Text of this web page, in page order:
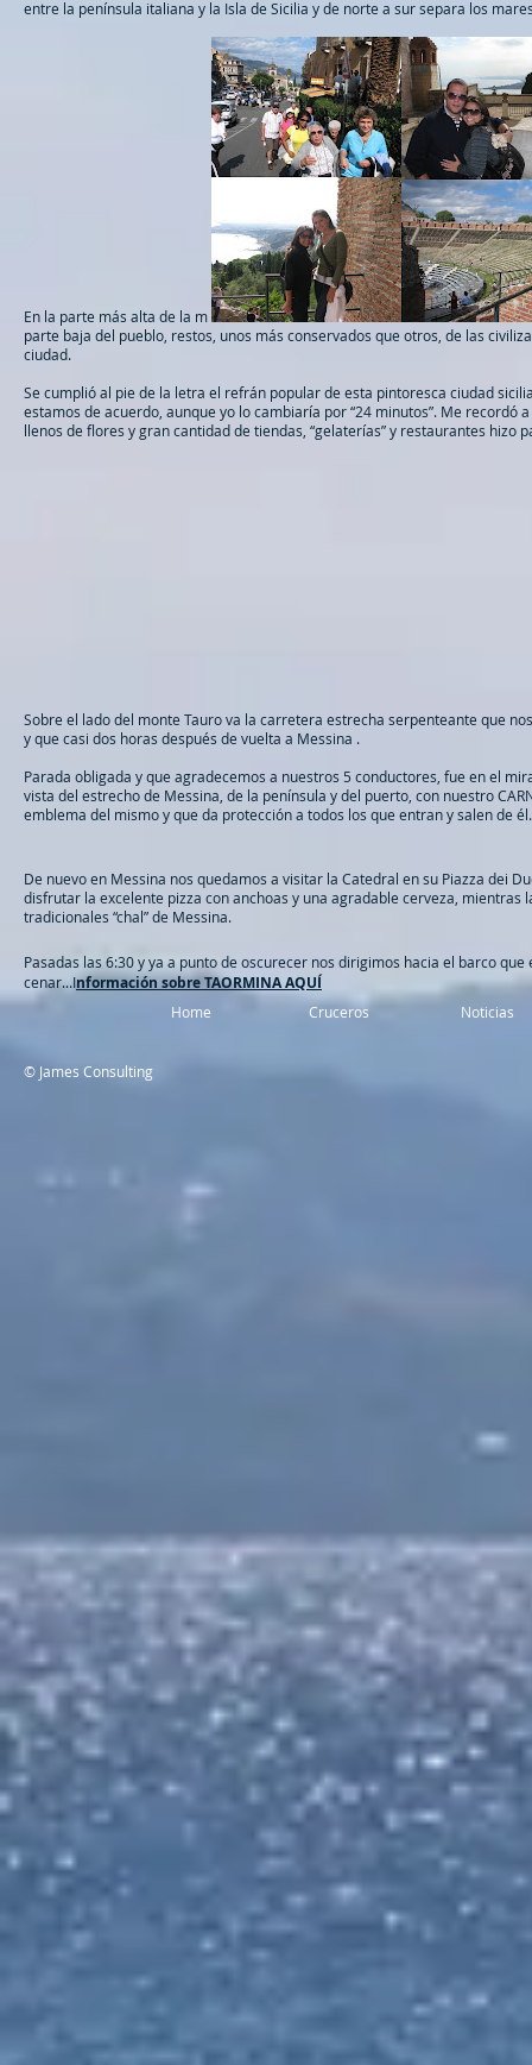
entre la península italiana y la Isla de Sicilia y de norte a sur separa los
En la parte más alta de la m
parte baja del pueblo, restos, unos más conservados que otros, de las
ciudad.
Se cumplió al pie de la letra el refrán popular de esta pintoresca ciudad
estamos de acuerdo, aunque yo lo cambiaría por “24 minutos”. Me recordó
llenos de flores y gran cantidad de tiendas, “gelaterías” y restaurantes
Sobre el lado del monte Tauro va la carretera estrecha serpenteante que
y que casi dos horas después de vuelta a Messina .
Parada obligada y que agradecemos a nuestros 5 conductores, fue en el
vista del estrecho de Messina, de la península y del puerto, con nuestro
emblema del mismo y que da protección a todos los que entran y salen de él.
De nuevo en Messina nos quedamos a visitar la Catedral en su Piazza dei
disfrutar la excelente pizza con anchoas y una agradable cerveza,
tradicionales “chal” de Messina.
​Pasadas las 6:30 y ya a punto de oscurecer nos dirigimos hacia el barco
cenar...Información sobre TAORMINA AQUÍ
Home Cruceros Noticias
© James Consulting